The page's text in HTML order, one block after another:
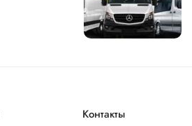
Контакты